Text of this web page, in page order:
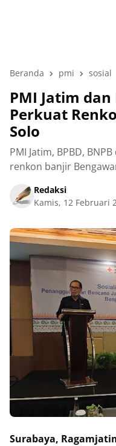
Beranda pmi sosial
PMI Jatim
Perkuat
Solo
PMI Jatim, BPBD,
renkon banjir
Redaksi
Kamis, 12 Februari
Surabaya,